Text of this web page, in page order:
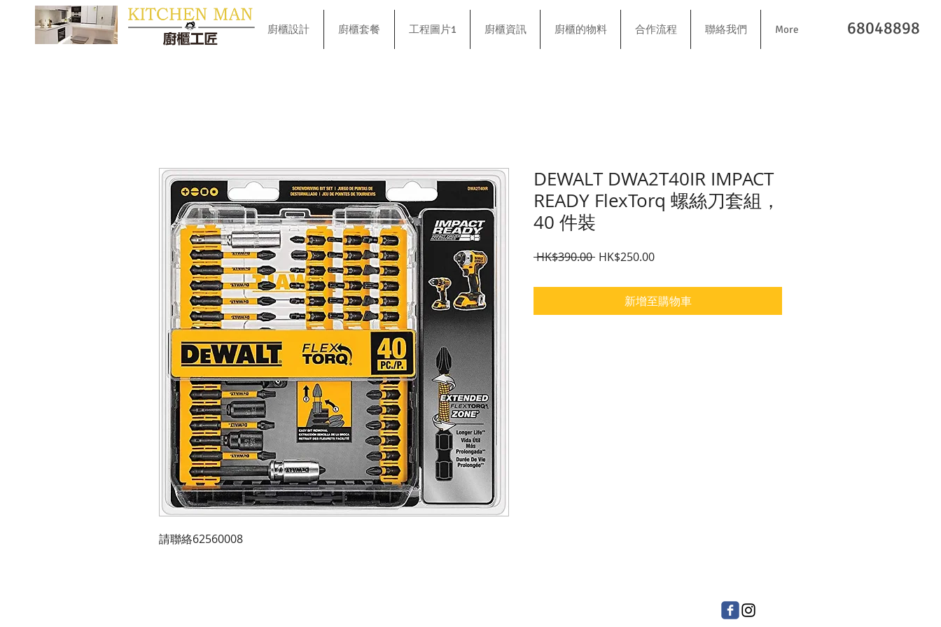
​廚櫃 廚櫃設計 廚櫃套餐 工程圖片1 廚櫃資訊 廚櫃的物料 合作流程 聯絡我們 More 68048898
請聯絡62560008
DEWALT DWA2T40IR IMPACT
READY FlexTorq 螺絲刀套組，
40 件裝
HK$390.00 一般價格
HK$250.00促銷價格
新增至購物車